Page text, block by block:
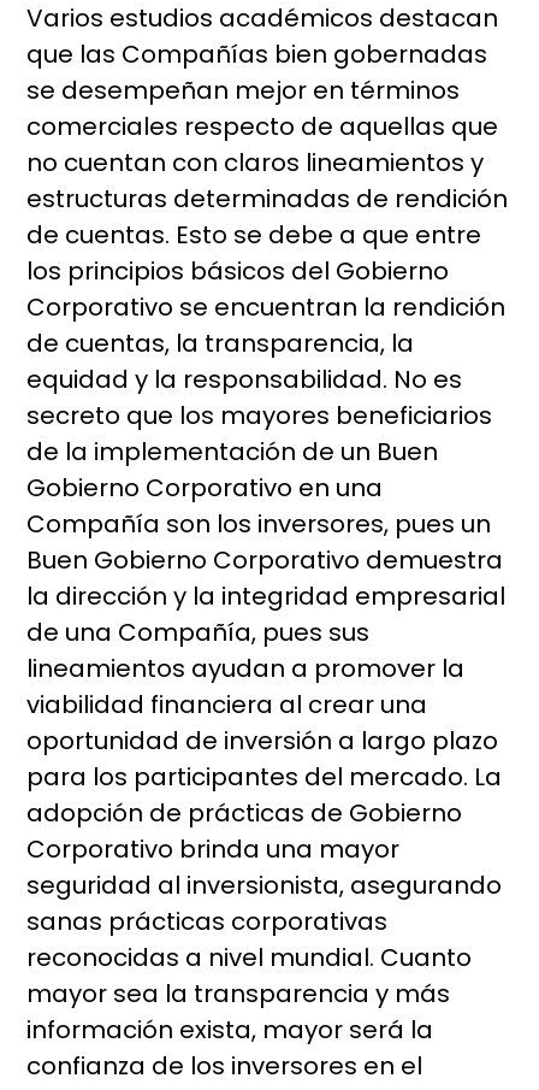
Varios estudios académicos destacan
que las Compañías bien gobernadas
se desempeñan mejor en términos
comerciales respecto de aquellas que
no cuentan con claros lineamientos y
estructuras determinadas de rendición
de cuentas. Esto se debe a que entre
los principios básicos del Gobierno
Corporativo se encuentran la rendición
de cuentas, la transparencia, la
equidad y la responsabilidad. No es
secreto que los mayores beneficiarios
de la implementación de un Buen
Gobierno Corporativo en una
Compañía son los inversores, pues un
Buen Gobierno Corporativo demuestra
la dirección y la integridad empresarial
de una Compañía, pues sus
lineamientos ayudan a promover la
viabilidad financiera al crear una
oportunidad de inversión a largo plazo
para los participantes del mercado. La
adopción de prácticas de Gobierno
Corporativo brinda una mayor
seguridad al inversionista, asegurando
sanas prácticas corporativas
reconocidas a nivel mundial. Cuanto
mayor sea la transparencia y más
información exista, mayor será la
confianza de los inversores en el